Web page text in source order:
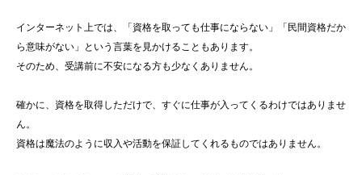
インターネット上では、「資格を取っても仕事にならない」「民間資格だか
ら意味がない」という言葉を見かけることもあります。
そのため、受講前に不安になる方も少なくありません。
確かに、資格を取得しただけで、すぐに仕事が入ってくるわけではありませ
ん。
資格は魔法のように収入や活動を保証してくれるものではありません。